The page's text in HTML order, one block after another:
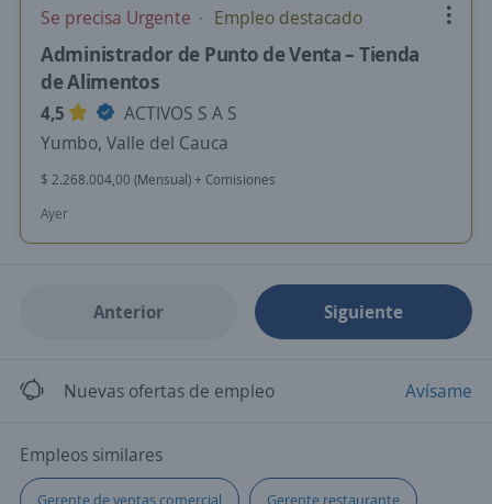
Se precisa Urgente Empleo destacado
Administrador de Punto de Venta – Tienda
de Alimentos
4,5
ACTIVOS S A S
Yumbo, Valle del Cauca
$ 2.268.004,00 (Mensual) + Comisiones
Ayer
Anterior Siguiente
Nuevas ofertas de empleo Avísame
Empleos similares
Gerente de ventas comercial Gerente restaurante